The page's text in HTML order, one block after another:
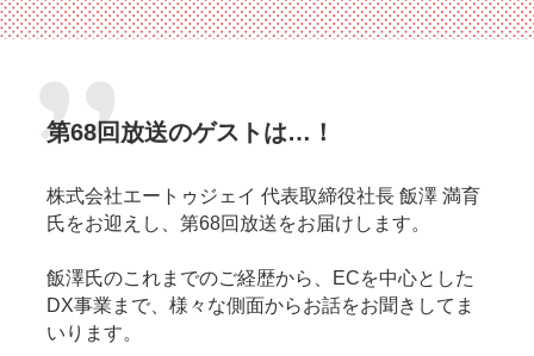
第68回放送のゲストは…！
株式会社エートゥジェイ 代表取締役社長 飯澤 満育
氏をお迎えし、第68回放送をお届けします。
飯澤氏のこれまでのご経歴から、ECを中心とした
DX事業まで、様々な側面からお話をお聞きしてま
いります。